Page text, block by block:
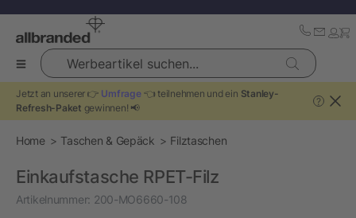
Werbeartikel suchen...
Jetzt an unserer 👉 Umfrage👈 teilnehmen und ein Stanley-
Refresh-Paket gewinnen! 📢
?
Home Taschen & Gepäck Filztaschen
Einkaufstasche RPET-Filz
Artikelnummer: 200-MO6660-108